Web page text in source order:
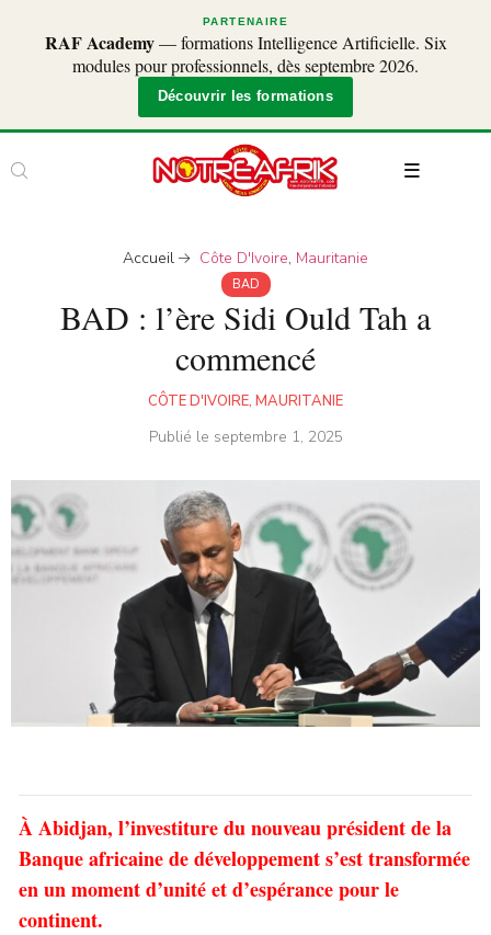
PARTENAIRE
RAF Academy— formations Intelligence Artificielle. Six
modules pour professionnels, dès septembre 2026.
Découvrir les formations
Accueil Côte D'Ivoire, Mauritanie
BAD
BAD : l’ère Sidi Ould Tah a
commencé
CÔTE D'IVOIRE, MAURITANIE
Publié le septembre 1, 2025
À Abidjan, l’investiture du nouveau président de la
Banque africaine de développement s’est transformée
en un moment d’unité et d’espérance pour le
continent.